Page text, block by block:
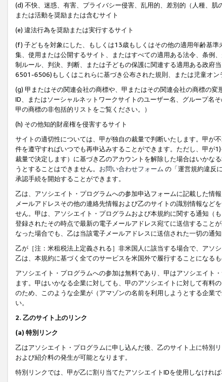
(d) 不快、迷惑、有害、プライバシー侵害、乱用的、差別的（人種、
または活動を奨励または含むサイト
(e) 違法行為を奨励または実行するサイト
(f) 子どもを対象にした、もしくは13歳もしくはその他の適用年齢基
集、使用または公開するサイト、またはすべての適用ある法令、条例
制ルール、判決、判断、または子どもの保護に関連する適用ある政府
6501-6506)もしくはこれらに基づき公布された規則、または児童オン
(g) 甲またはその関連会社の商標や、甲またはその関連会社の商標の
ID、またはソーシャルネットワークサイトのユーザー名、グループ名
甲の商標の非包括的リストをご覧ください。）
(h) その他知的財産権を侵害するサイト
サイトの適切性については、甲が独自の裁量で判断いたします。甲が
件を遵守すればいつでも再申込みすることができます。ただし、甲が
裁量で決定します）に基づき乙のアカウントを解除した場合はいかな
うとすることはできません。 お問い合わせフォーム の「運営規約違反
承認手続を開始することができます。
乙は、アソシエイト・プログラムへの参加申込フォームに記載した情
メールアドレスその他の連絡先情報および乙のサイトの識別情報など
せん。甲は、アソシエイト・プログラムおよび本規約に関する通知（
登録されたその時点で最新の電子メールアドレス宛てに送信すること
なった場合でも、乙は当該電子メールアドレスに送信された一切の通
乙が［注：米租税法上定義される］非米国人に該当する場合で、アソ
乙は、本規約に基づく全てのサービスを米国外で履行することになる
アソシエイト・プログラムへの参加は無料であり、甲はアソシエイト
ます。甲はいかなる企業に対しても、甲のアソシエイトに対して有料
のため、このような企業が（アマゾンの名前を利用しようとする企業
い。
2. 乙のサイト上のリンク
(a) 特別リンク
乙はアソシエイト・プログラムに申し込んだ後、乙のサイト上に特別
および紹介料の発生が可能となります。
特別リンクでは、甲が乙に割り当てたアソシエイトIDを使用しなけれ